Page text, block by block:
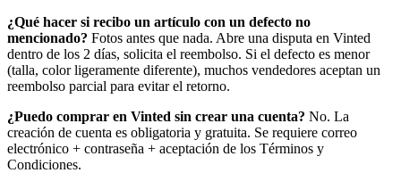
¿Qué hacer si recibo un artículo con un defecto no
mencionado? Fotos antes que nada. Abre una disputa en Vinted
dentro de los 2 días, solicita el reembolso. Si el defecto es menor
(talla, color ligeramente diferente), muchos vendedores aceptan un
reembolso parcial para evitar el retorno.
¿Puedo comprar en Vinted sin crear una cuenta? No. La
creación de cuenta es obligatoria y gratuita. Se requiere correo
electrónico + contraseña + aceptación de los Términos y
Condiciones.